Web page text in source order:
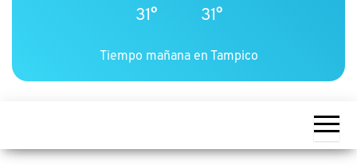
31° 31°
Tiempo mañana en Tampico